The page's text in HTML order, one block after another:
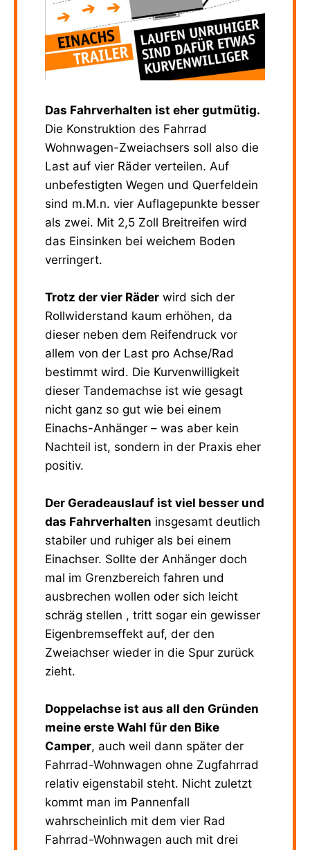
Das Fahrverhalten ist eher gutmütig.
Die Konstruktion des Fahrrad
Wohnwagen-Zweiachsers soll also die
Last auf vier Räder verteilen. Auf
unbefestigten Wegen und Querfeldein
sind m.M.n. vier Auflagepunkte besser
als zwei. Mit 2,5 Zoll Breitreifen wird
das Einsinken bei weichem Boden
verringert.
Trotz der vier Räder wird sich der
Rollwiderstand kaum erhöhen, da
dieser neben dem Reifendruck vor
allem von der Last pro Achse/Rad
bestimmt wird. Die Kurvenwilligkeit
dieser Tandemachse ist wie gesagt
nicht ganz so gut wie bei einem
Einachs-Anhänger – was aber kein
Nachteil ist, sondern in der Praxis eher
positiv.
Der Geradeauslauf ist viel besser und
das Fahrverhalten insgesamt deutlich
stabiler und ruhiger als bei einem
Einachser. Sollte der Anhänger doch
mal im Grenzbereich fahren und
ausbrechen wollen oder sich leicht
schräg stellen , tritt sogar ein gewisser
Eigenbremseffekt auf, der den
Zweiachser wieder in die Spur zurück
zieht.
Doppelachse ist aus all den Gründen
meine erste Wahl für den Bike
Camper, auch weil dann später der
Fahrrad-Wohnwagen ohne Zugfahrrad
relativ eigenstabil steht. Nicht zuletzt
kommt man im Pannenfall
wahrscheinlich mit dem vier Rad
Fahrrad-Wohnwagen auch mit drei